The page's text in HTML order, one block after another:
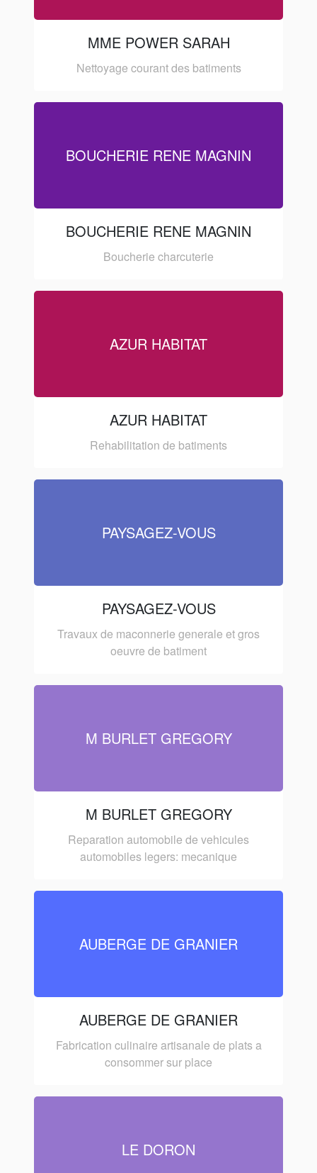
MME POWER SARAH
Nettoyage courant des batiments
BOUCHERIE RENE MAGNIN
BOUCHERIE RENE MAGNIN
Boucherie charcuterie
AZUR HABITAT
AZUR HABITAT
Rehabilitation de batiments
PAYSAGEZ-VOUS
PAYSAGEZ-VOUS
Travaux de maconnerie generale et gros
oeuvre de batiment
M BURLET GREGORY
M BURLET GREGORY
Reparation automobile de vehicules
automobiles legers: mecanique
AUBERGE DE GRANIER
AUBERGE DE GRANIER
Fabrication culinaire artisanale de plats a
consommer sur place
LE DORON